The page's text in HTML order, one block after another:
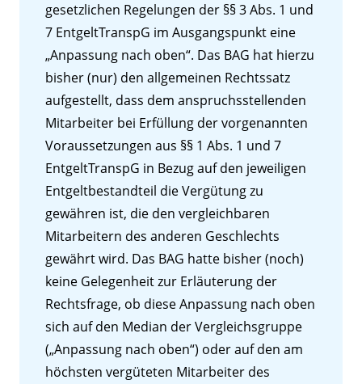
gesetzlichen Regelungen der §§ 3 Abs. 1 und
7 EntgeltTranspG im Ausgangspunkt eine
„Anpassung nach oben“. Das BAG hat hierzu
bisher (nur) den allgemeinen Rechtssatz
aufgestellt, dass dem anspruchsstellenden
Mitarbeiter bei Erfüllung der vorgenannten
Voraussetzungen aus §§ 1 Abs. 1 und 7
EntgeltTranspG in Bezug auf den jeweiligen
Entgeltbestandteil die Vergütung zu
gewähren ist, die den vergleichbaren
Mitarbeitern des anderen Geschlechts
gewährt wird. Das BAG hatte bisher (noch)
keine Gelegenheit zur Erläuterung der
Rechtsfrage, ob diese Anpassung nach oben
sich auf den Median der Vergleichsgruppe
(„Anpassung nach oben“) oder auf den am
höchsten vergüteten Mitarbeiter des